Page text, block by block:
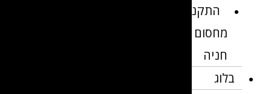
התקנת
מחסום
חניה
בלוג